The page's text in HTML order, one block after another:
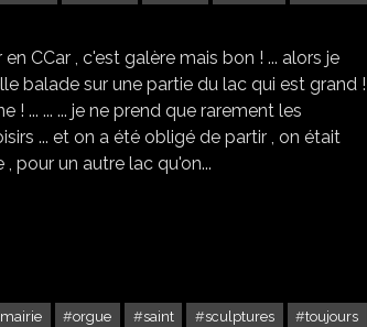
CCar , c'est galère mais bon ! ... alors je
balade sur une partie du lac qui est grand !
! ... ... ... je ne prend que rarement les
... et on a été obligé de partir , on était
pour un autre lac qu'on...
mairie orgue saint sculptures
toujours